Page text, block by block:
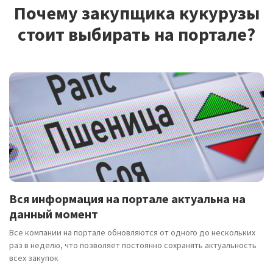
Почему закупщика кукурузы
стоит выбирать на портале?
Вся информация на портале актуальна на
данный момент
Все компании на портале обновляются от одного до нескольких
раз в неделю, что позволяет постоянно сохранять актуальность
всех закупок